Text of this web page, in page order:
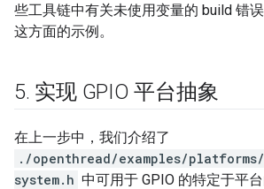
些工具链中有关未使用变量的 build 错
这方面的示例。
5. 实现 GPIO 平台抽象
在上一步中，我们介绍了
./openthread/examples/
system.h 中可用于 GPIO 的特定于平